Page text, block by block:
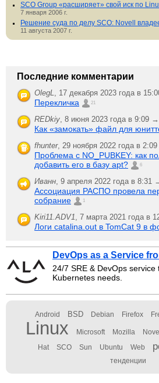
SCO Group «расширяет» свой иск по
7 января 2006 г.
Решение суда по делу SCO: Novell
11 августа 2007 г.
Последние комментарии
OlegL, 17 декабря 2023 года в
Перекличка 21
REDkiy, 8 июня 2023 года в 9:09 →
Как «замокать» файл для
fhunter, 29 ноября 2022 года в
Проблема с NO_PUBKEY: как
добавить его в базу apt?
6
Иванн, 9 апреля 2022 года в 8:31
Ассоциация РАСПО провела
собрание
1
Kiri11.ADV1, 7 марта 2021 года в
Логи catalina.out в TomCat 9 в
DevOps as a Service
24/7 SRE & DevOps
Kubernetes needs.
Android BSD Debian Firefox
Linux Microsoft Mozilla Novell
Hat SCO Sun Ubuntu Web
тенденции